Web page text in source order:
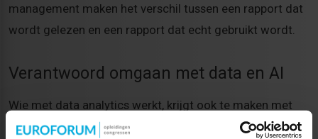
management maken het verschil tussen een rapport dat
wordt gelezen en een rapport dat echt gebruikt wordt.
Verantwoord omgaan met data en AI
Wie met data analytics werkt, krijgt ook te maken met
vragen rond privacy, kwaliteit en verantwoord gebruik